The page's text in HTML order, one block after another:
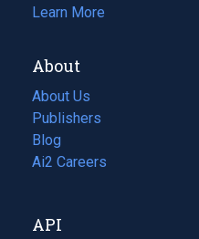
Learn More
About
About Us
Publishers
Blog
(opens
in
tab)
Ai2 Careers
(opens
new
API